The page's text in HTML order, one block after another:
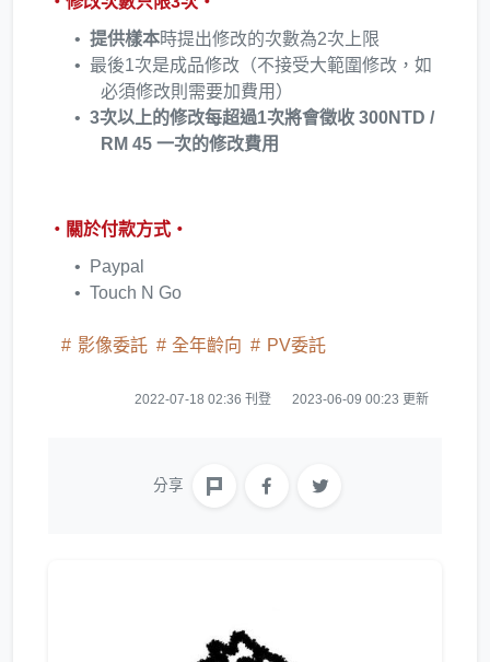
提供樣本時提出修改的次數為2次上限
最後1次是成品修改（不接受大範圍修改，如
必須修改則需要加費用）
3次以上的修改每超過1次將會徵收 300NTD /
RM 45 一次的修改費用
・關於付款方式・
Paypal
Touch N Go
影像委託 全年齡向 PV委託
2022-07-18 02:36 刊登 2023-06-09 00:23 更新
分享